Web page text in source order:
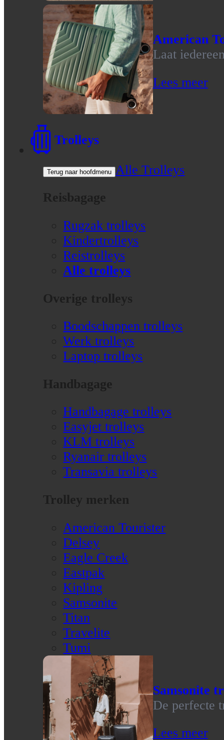
American
Laat
Lees meer
Trolleys
Terug naar hoofdmenu Alle Trolleys
Reisbagage
Rugzak trolleys
Kindertrolleys
Reistrolleys
Alle trolleys
Overige trolleys
Boodschappen trolleys
Werk trolleys
Laptop trolleys
Handbagage
Handbagage trolleys
Easyjet trolleys
KLM trolleys
Ryanair trolleys
Transavia trolleys
Trolley merken
American Tourister
Delsey
Eagle Creek
Eastpak
Kipling
Samsonite
Titan
Travelite
Tumi
Samsonite
De perfecte
Lees meer